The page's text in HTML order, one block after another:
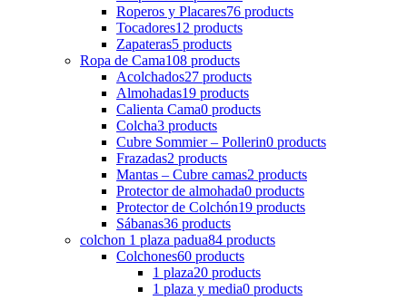
Roperos y Placares76 products
Tocadores12 products
Zapateras5 products
Ropa de Cama108 products
Acolchados27 products
Almohadas19 products
Calienta Cama0 products
Colcha3 products
Cubre Sommier – Pollerin0 products
Frazadas2 products
Mantas – Cubre camas2 products
Protector de almohada0 products
Protector de Colchón19 products
Sábanas36 products
colchon 1 plaza padua84 products
Colchones60 products
1 plaza20 products
1 plaza y media0 products